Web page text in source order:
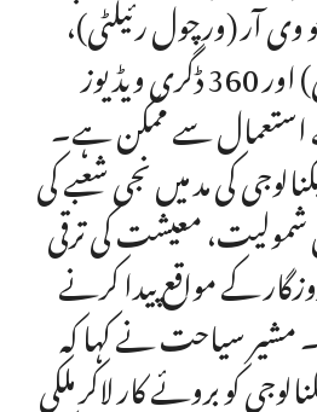
آر (ورچول رئیلٹی)،
اے آر (اگمنٹڈ رئیلٹی) اور 360 ڈگری ویڈیوز
استعمال سے ممکن ہے۔
کی مد میں نجی شعبے کی
معیشت کی ترقی
کے مواقع پیدا کرنے
مشیر سیاحت نے کہا کہ
کو بروئے کار لاکر ملکی